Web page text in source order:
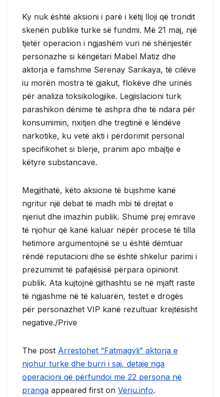
Ky nuk është aksioni i parë i këtij lloji që trondit
skenën publike turke së fundmi. Më 21 maj, një
tjetër operacion i ngjashëm vuri në shënjestër
personazhe si këngëtari Mabel Matiz dhe
aktorja e famshme Serenay Sarıkaya, të cilëve
iu morën mostra të gjakut, flokëve dhe urinës
për analiza toksikologjike. Legjislacioni turk
parashikon dënime të ashpra dhe të ndara për
konsumimin, nxitjen dhe tregtinë e lëndëve
narkotike, ku vetë akti i përdorimit personal
specifikohet si blerje, pranim apo mbajtje e
këtyre substancave.
Megjithatë, këto aksione të bujshme kanë
ngritur një debat të madh mbi të drejtat e
njeriut dhe imazhin publik. Shumë prej emrave
të njohur që kanë kaluar nëpër procese të tilla
hetimore argumentojnë se u është dëmtuar
rëndë reputacioni dhe se është shkelur parimi i
prezumimit të pafajësisë përpara opinionit
publik. Ata kujtojnë gjithashtu se në mjaft raste
të ngjashme në të kaluarën, testet e drogës
për personazhet VIP kanë rezultuar krejtësisht
negative./Prive
The post Arrestohet “Fatmagyli” aktorja e
njohur turke dhe burri i saj, detaje nga
operacioni që përfundoi me 22 persona në
pranga appeared first on Veriu.info.